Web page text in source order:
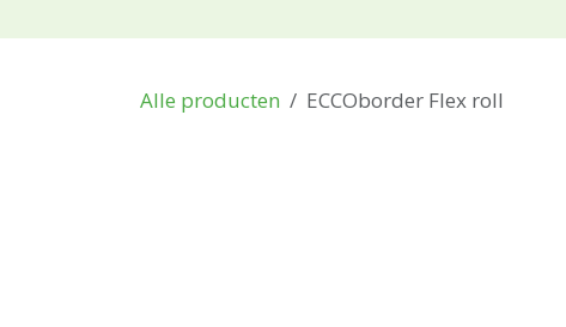
Alle producten ECCOborder Flex roll